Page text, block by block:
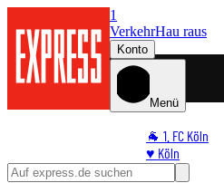
1
VerkehrHau raus
Konto
Menü
🐐 1. FC Köln
♥️ Köln
⭐ Promi